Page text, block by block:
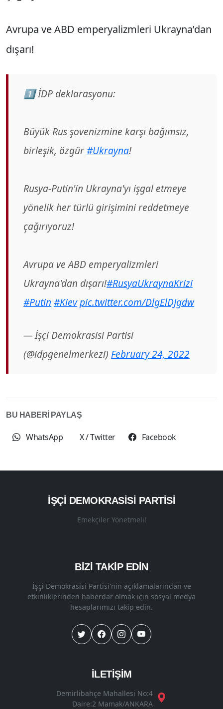
Avrupa ve ABD emperyalizmleri Ukrayna’dan
dışarı!
1⃣ İDP deklarasyonu:
Büyük Rus şovenizmine karşı bağımsız,
birleşik, özgür#Ukrayna!
Rusya-Putin'in Ukrayna'yı işgal etmeye
yönelik her türlü girişimini reddetmeye
çağırıyoruz!
Avrupa ve ABD emperyalizmleri
Ukrayna'dan dışarı!#RusyaUkraynaKrizi
#Putin #Kievpic.twitter.com/DlgElDJgdw
— İşçi Demokrasisi Partisi
(@idpgenelmerkezi) February 24, 2022
BU HABERİ PAYLAŞ
WhatsApp X / Twitter Facebook
İŞÇI DEMOKRASISI PARTISI
Emekçiler Yönetmeli!
BİZİ TAKİP EDİN
İşçi Demokrasisi Partisi'nin açıklamalarından ve
etkinliklerinden haberdar olmak için sosyal medya
hesaplarımızı takip edin.
İLETİŞİM
Demirlibahçe Mahallesi No:4
Daire:2 Mamak/ANKARA